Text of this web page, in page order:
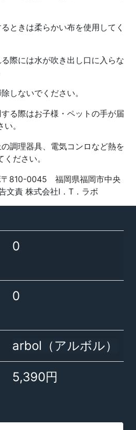
ときは柔らかい布を使用してく
際には水が吹き出し口に入らな
しないでください。
る際はお子様・ペットの手が届
。
調理器具、電気コンロなど熱を
ださい。
〒810-0045 福岡県福岡市中央
文責 株式会社I．T．ラボ
0
0
arbol（アルボル）
5,390円